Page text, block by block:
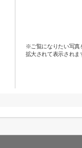
※ご覧になりたい写真
拡大されて表示されま